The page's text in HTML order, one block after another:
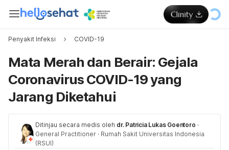
Penyakit Infeksi COVID-19
Mata Merah dan Berair: Gejala
Coronavirus COVID-19 yang
Jarang Diketahui
Ditinjau secara medis oleh dr. Patricia Lukas Goentoro ·
General Practitioner · Rumah Sakit Universitas Indonesia
(RSUI)